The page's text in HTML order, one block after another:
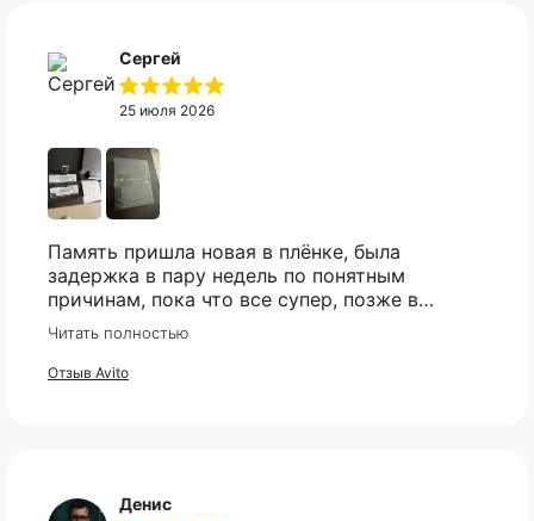
Сергей
25 июля 2026
Память пришла новая в плёнке, была
задержка в пару недель по понятным
причинам, пока что все супер, позже в
сборке проверю и отзыв дополню
Читать полностью
Отзыв Avito
Денис